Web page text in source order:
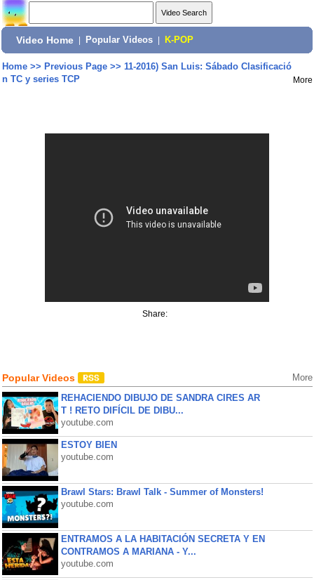
Video Home Popular Videos K-POP
Home>> Previous Page>> 11-2016) San Luis: Sábado Clasificació
n TC y series TCP
More
Share:
Popular Videos More
REHACIENDO DIBUJO DE SANDRA CIRES AR
T ! RETO DIFÍCIL DE DIBU...
youtube.com
ESTOY BIEN
youtube.com
Brawl Stars: Brawl Talk - Summer of Monsters!
youtube.com
ENTRAMOS A LA HABITACIÓN SECRETA Y EN
CONTRAMOS A MARIANA - Y...
youtube.com